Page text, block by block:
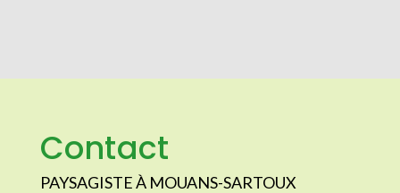
Contact
PAYSAGISTE À MOUANS-SARTOUX